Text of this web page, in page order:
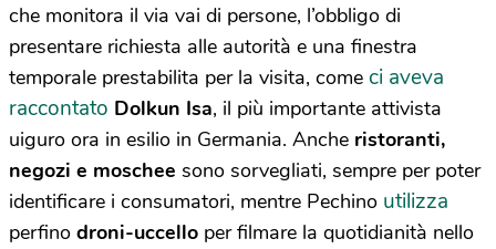
che monitora il via vai di persone, l’obbligo di
presentare richiesta alle autorità e una finestra
temporale prestabilita per la visita, come ci aveva
raccontato Dolkun Isa, il più importante attivista
uiguro ora in esilio in Germania. Anche ristoranti,
negozi e moschee sono sorvegliati, sempre per poter
identificare i consumatori, mentre Pechino utilizza
perfino droni-uccello per filmare la quotidianità nello